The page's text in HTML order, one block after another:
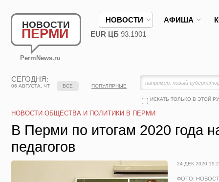
НОВОСТИ
ПЕРМИ
PermNews.ru
НОВОСТИ АФИША
EUR ЦБ 93.1901
СЕГОДНЯ:
06 АВГУСТА, ЧТ
ИСКАТЬ ТОЛЬКО В ЭТОЙ
ВСЕ ПОПУЛЯРНЫЕ
НОВОСТИ ОБЩЕСТВА И ПОЛИТИКИ В ПЕРМИ
В Перми по итогам 2020 года
педагогов
24 ДЕК 2020
ФОТО: